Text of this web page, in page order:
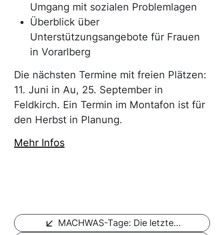
Umgang mit sozialen Problemlagen
Überblick über
Unterstützungsangebote für Frauen
in Vorarlberg
Die nächsten Termine mit freien Plätzen:
11. Juni in Au, 25. September in
Feldkirch. Ein Termin im Montafon ist für
den Herbst in Planung.
Mehr Infos
MACHWAS-Tage: Die letzte…